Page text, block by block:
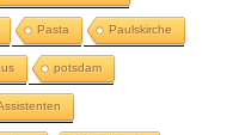
Pasta Paulskirche
potsdam